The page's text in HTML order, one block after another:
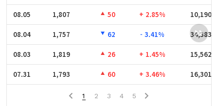
08.05
08.04
08.03
07.31
08.05 1,807 50 + 2.85% 10,190
08.04 1,757 62 - 3.41% 34,383
08.03 1,819 26 + 1.45% 15,562
07.31 1,793 60 + 3.46% 16,301
1 2 3 4 5